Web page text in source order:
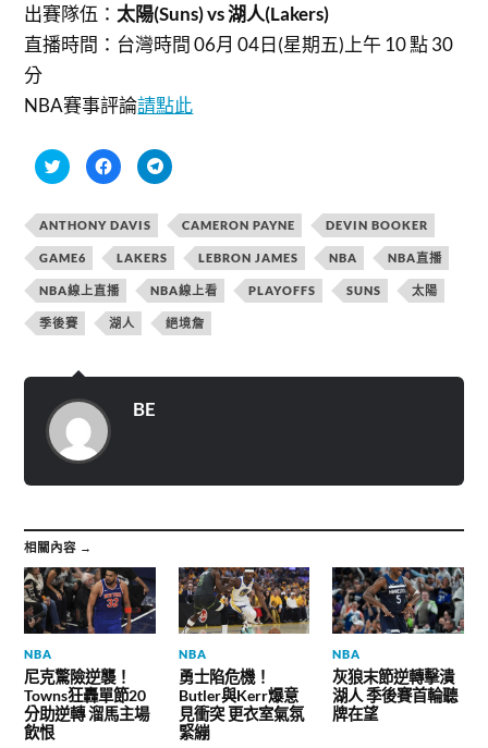
出賽隊伍： 太陽(Suns) vs 湖人(Lakers)
直播時間： 台灣時間 06月 04日(星期五)上午 10 點 30
分
NBA賽事評論請點此
分
享
w
i
t
t
e
r
(
在
新
視
開
)
按
一
分
享
至
F
a
c
e
b
o
o
按
一
分
享
到
T
e
l
e
g
r
a
ANTHONY DAVIS CAMERON PAYNE DEVIN BOOKER
GAME6 LAKERS LEBRON JAMES NBA NBA直播
NBA線上直播 NBA線上看 PLAYOFFS SUNS 太陽
季後賽 湖人 絕境詹
BE
相關內容 →
NBA
尼克驚險逆襲！
Towns狂轟單節20
分助逆轉 溜馬主場
飲恨
NBA
勇士陷危機！
Butler與Kerr爆意
見衝突 更衣室氣氛
緊繃
NBA
灰狼末節逆轉擊潰
湖人 季後賽首輪聽
牌在望